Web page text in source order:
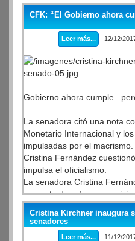
CFK: “El Gobierno ahora
Leer más... 12/12/
Gobierno ahora
La senadora citó una nota
Monetario Internacional y
impulsadas por el macrismo.
Cristina Fernández
impulsa el oficialismo.
La senadora Cristina
proyecto de reforma
martes en la Cámara de
Gobierno "cumple con el
(FMI).
Cristina Kirchner inaugura
senadores
Leer más... 11/12/